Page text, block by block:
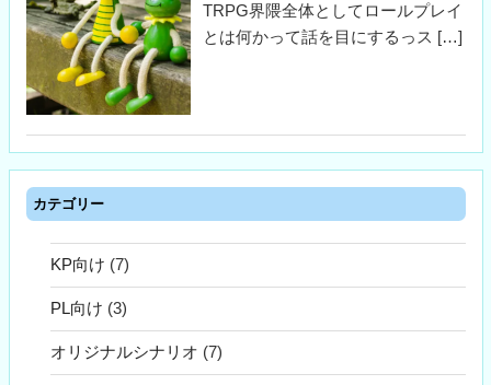
TRPG界隈全体としてロールプレイ
とは何かって話を目にするっス […]
カテゴリー
KP向け (7)
PL向け (3)
オリジナルシナリオ (7)